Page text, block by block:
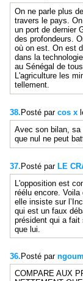
On ne parle plus
travers le pays.
un port de dernier
des profondeurs.
où on est. On est
dans la
au Sénégal de
L'agriculture les
tellement.
38. Posté par cos x
Avec son bilan, sa
que nul ne peut
37. Posté par LE
L'opposition est
réélu encore.
elle insiste sur
qui est un faux
président qui a fait
que lui.
36. Posté par
COMPARE AUX